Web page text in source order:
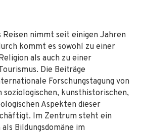
nimmt seit einigen Jahren
kommt es sowohl zu einer
als auch zu einer
Die Beiträge
Forschungstagung von
soziologischen, kunsthistorischen,
Aspekten dieser
Im Zentrum steht ein
Bildungsdomäne im